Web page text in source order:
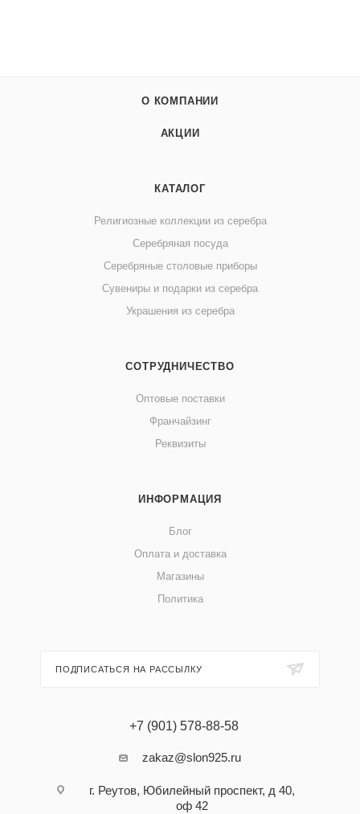
О КОМПАНИИ
АКЦИИ
КАТАЛОГ
Религиозные коллекции из серебра
Серебряная посуда
Серебряные столовые приборы
Сувениры и подарки из серебра
Украшения из серебра
СОТРУДНИЧЕСТВО
Оптовые поставки
Франчайзинг
Реквизиты
ИНФОРМАЦИЯ
Блог
Оплата и доставка
Магазины
Политика
ПОДПИСАТЬСЯ НА РАССЫЛКУ
+7 (901) 578-88-58
zakaz@slon925.ru
г. Реутов, Юбилейный проспект, д 40,
оф 42